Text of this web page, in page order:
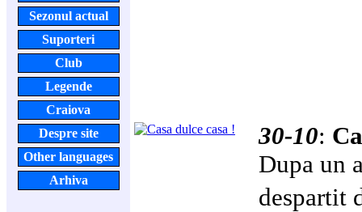
Sezonul actual
Suporteri
Club
Legende
Craiova
Despre site
Other languages
Arhiva
30-10:
Dupa un
despartit